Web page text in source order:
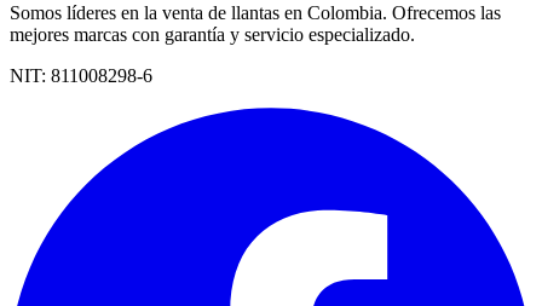
Somos líderes en la venta de llantas en Colombia. Ofrecemos las
mejores marcas con garantía y servicio especializado.
NIT: 811008298-6